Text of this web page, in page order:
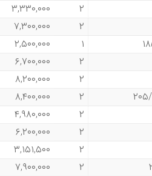
۲
۳,۳۳۰,۰۰۰
۲
۷,۳۰۰,۰۰۰
۱
۲,۵۰۰,۰۰۰
۲
۶,۷۰۰,۰۰۰
۲
۸,۲۰۰,۰۰۰
۲
۸,۴۰۰,۰۰۰
۲
۴,۹۸۰,۰۰۰
۲
۶,۲۰۰,۰۰۰
۲
۳,۱۵۱,۵۰۰
۲
۷,۹۰۰,۰۰۰